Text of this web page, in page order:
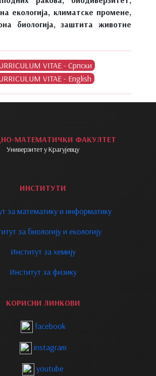
екологија, климатске промене,
биологија, заштита животне
МАТЕМАТИЧКИ ФАКУЛТЕТ
Универзитет у Крагујевцу
ИНСТИТУТИ
за математику и информатику
за биологију и екологију
Институт за хемију
Институт за физику
КОРИСНИ ЛИНКОВИ
facebook
instagram
youtube